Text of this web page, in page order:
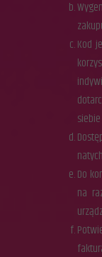
Kod
Do
na